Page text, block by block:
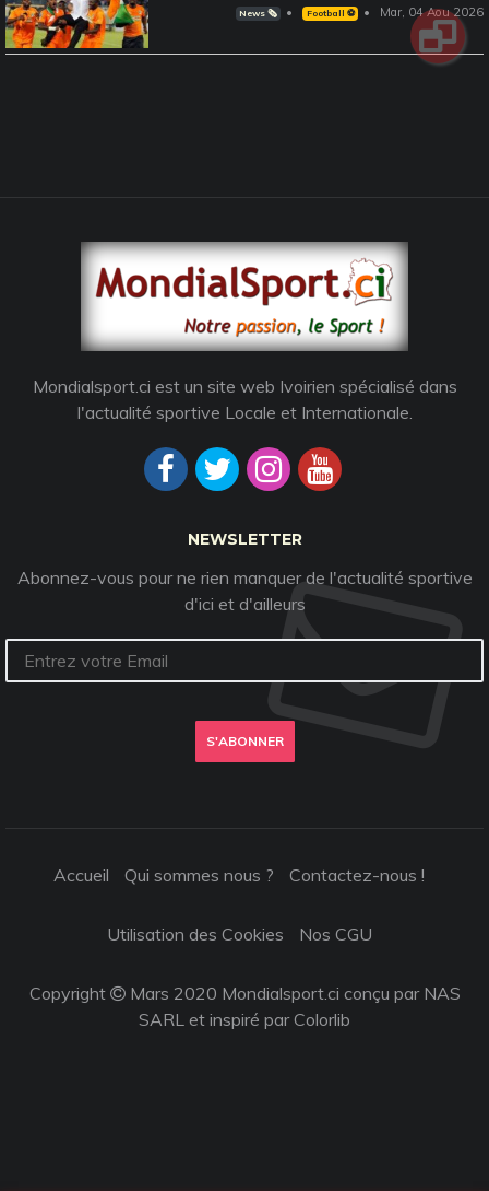
News 🗞️ Football ⚽️ Mar, 04 Aou 2026
Mondialsport.ci est un site web Ivoirien spécialisé dans
l'actualité sportive Locale et Internationale.
NEWSLETTER
Abonnez-vous pour ne rien manquer de l'actualité sportive
d'ici et d'ailleurs
S'ABONNER
Accueil Qui sommes nous ? Contactez-nous !
Utilisation des Cookies Nos CGU
Copyright
Mars 2020 Mondialsport.ci conçu par NAS
SARL et inspiré parColorlib